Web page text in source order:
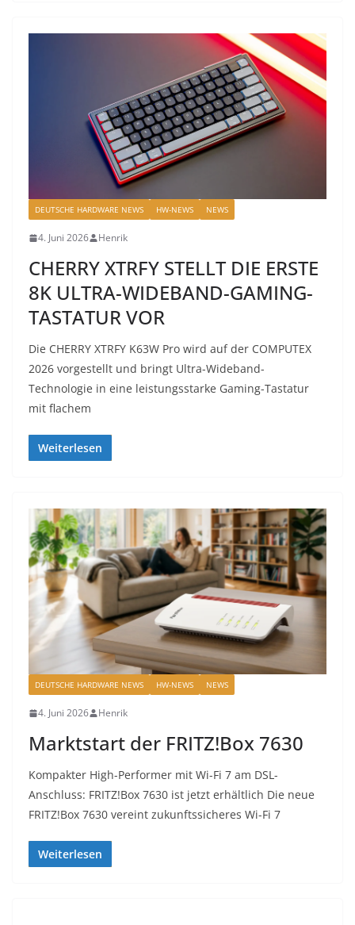
DEUTSCHE HARDWARE NEWS HW-NEWS NEWS
4. Juni 2026 Henrik
CHERRY XTRFY STELLT DIE ERSTE
8K ULTRA-WIDEBAND-GAMING-
TASTATUR VOR
Die CHERRY XTRFY K63W Pro wird auf der COMPUTEX
2026 vorgestellt und bringt Ultra-Wideband-
Technologie in eine leistungsstarke Gaming-Tastatur
mit flachem
Weiterlesen
DEUTSCHE HARDWARE NEWS HW-NEWS NEWS
4. Juni 2026 Henrik
Marktstart der FRITZ!Box 7630
Kompakter High-Performer mit Wi-Fi 7 am DSL-
Anschluss: FRITZ!Box 7630 ist jetzt erhältlich Die neue
FRITZ!Box 7630 vereint zukunftssicheres Wi-Fi 7
Weiterlesen